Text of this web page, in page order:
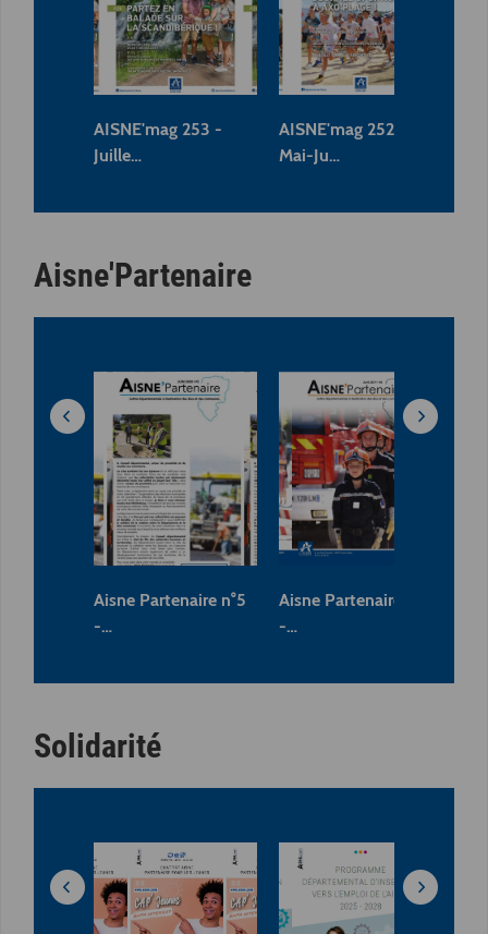
AISNE'mag 253 -
Juille…
AISNE'mag 252 -
Mai-Ju…
Aisne'Partenaire
Aisne Partenaire n°5
-…
Aisne Partenaire n°4
-…
Solidarité